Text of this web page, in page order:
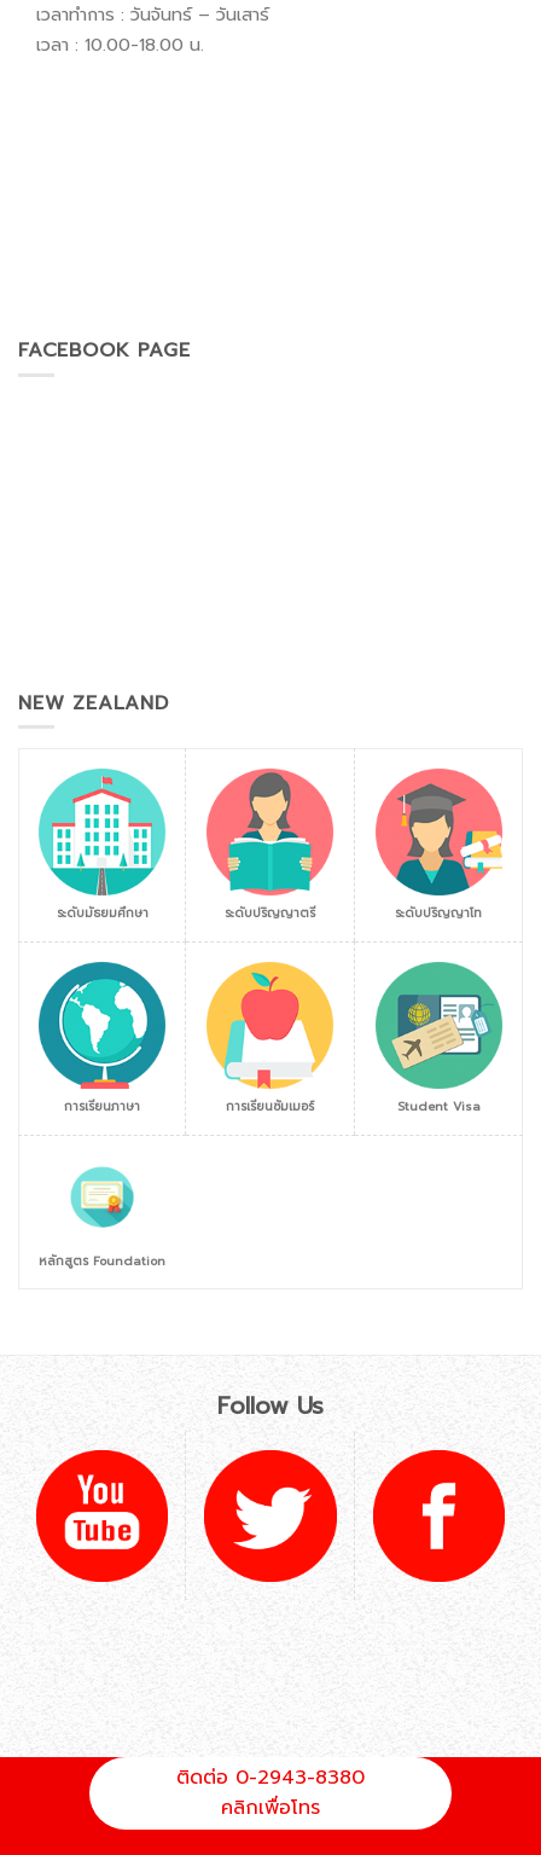
เวลาทำการ : วันจันทร์ – วันเสาร์
เวลา : 10.00-18.00 น.
FACEBOOK PAGE
NEW ZEALAND
ระดับมัธยมศึกษา ระดับปริญญาตรี ระดับปริญญาโท
การเรียนภาษา การเรียนซัมเมอร์ Student Visa
หลักสูตร Foundation
Follow Us
ติดต่อ 0-2943-8380
คลิกเพื่อโทร